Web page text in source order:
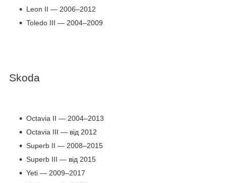
Leon II — 2006–2012
Toledo III — 2004–2009
Skoda
Octavia II — 2004–2013
Octavia III — від 2012
Superb II — 2008–2015
Superb III — від 2015
Yeti — 2009–2017